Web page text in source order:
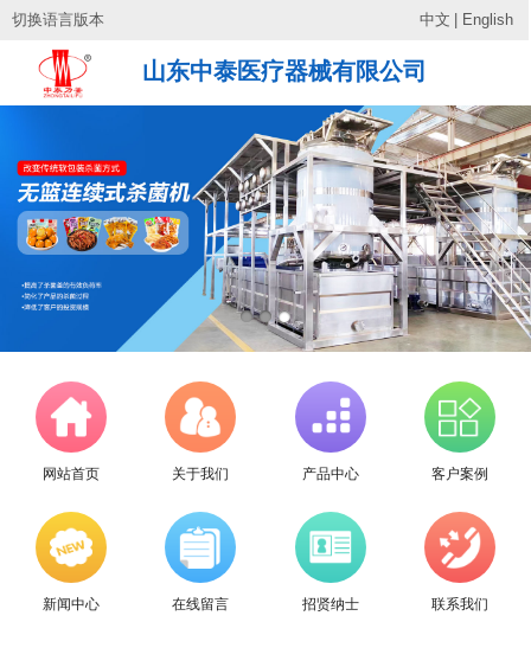
切换语言版本 中文 English
山东中泰医疗器械有限公司
网站首页 关于我们 产品中心 客户案例
新闻中心 在线留言 招贤纳士 联系我们